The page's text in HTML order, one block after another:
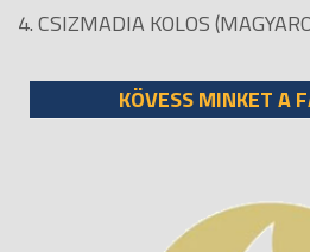
4. CSIZMADIA KOLOS
KÖVESS MINKET A